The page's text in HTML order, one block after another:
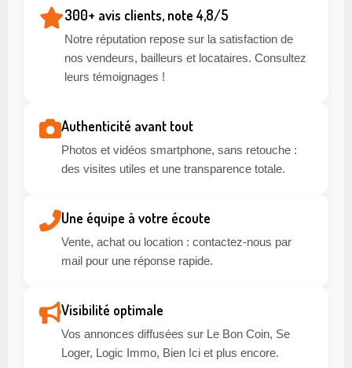
300+ avis clients, note 4,8/5
Notre réputation repose sur la satisfaction de
nos vendeurs, bailleurs et locataires. Consultez
leurs témoignages !
Authenticité avant tout
Photos et vidéos smartphone, sans retouche :
des visites utiles et une transparence totale.
Une équipe à votre écoute
Vente, achat ou location : contactez-nous par
mail pour une réponse rapide.
Visibilité optimale
Vos annonces diffusées sur Le Bon Coin, Se
Loger, Logic Immo, Bien Ici et plus encore.